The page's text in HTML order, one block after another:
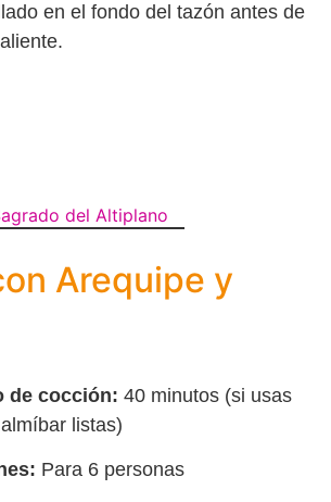
en el fondo del tazón antes de
del Altiplano
Arequipe y
de cocción: 40 minutos (si usas
listas)
Para 6 personas